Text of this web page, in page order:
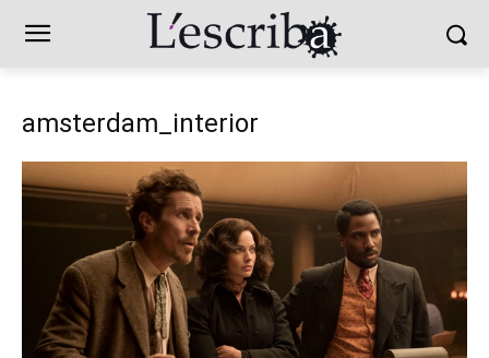
amsterdam_interior